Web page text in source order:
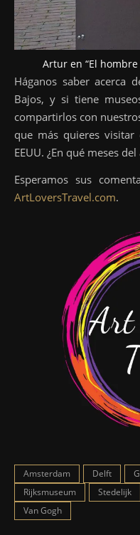
Artur en “El
Háganos saber acerca
Bajos, y si tiene
compartirlos con
que más quieres
EEUU. ¿En qué meses
Esperamos sus
ArtLoversTravel.com.
Amsterdam Delft
Rijksmuseum
Stedelijk
Van Gogh